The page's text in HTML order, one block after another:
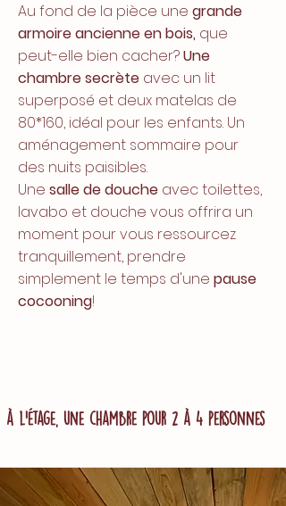
Au fond de la pièce une grande
armoire ancienne en bois, que
peut-elle bien cacher?Une
chambre secrète avec un lit
superposé et deux matelas de
80*160, idéal pour les enfants. Un
aménagement sommaire pour
des nuits paisibles.
Une salle de douche avec toilettes,
lavabo et douche vous offrira un
moment pour vous ressourcez
tranquillement, prendre
simplement le temps d'une pause
cocooning!
à l'étage, une chambre pour 2 à 4 personnes